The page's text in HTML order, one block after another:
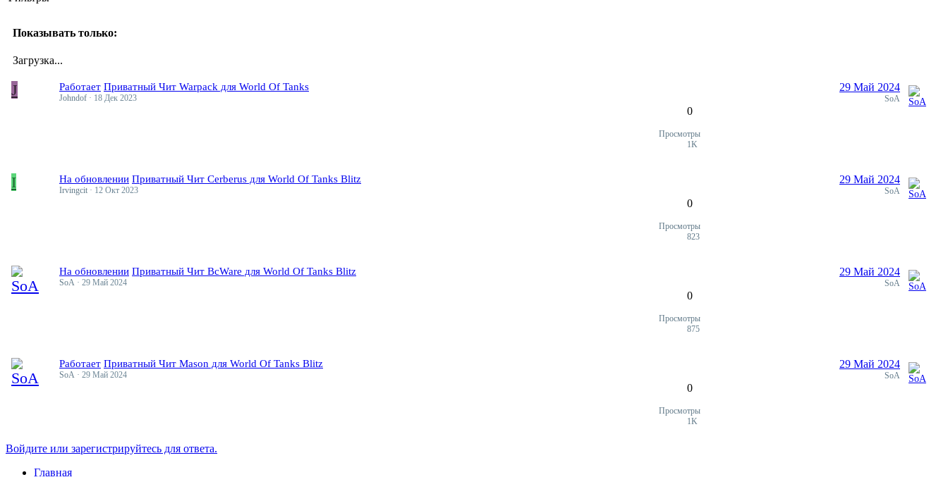
Показывать только:
Загрузка...
J Работает Приватный Чит Warpack для World Of Tanks
Johndof 18 Дек 2023
0
Просмотры
1K
29 Май 2024
SoA
I На обновлении Приватный Чит Cerberus для World Of Tanks Blitz
Irvingcit 12 Окт 2023
0
Просмотры
823
29 Май 2024
SoA
На обновлении Приватный Чит BcWare для World Of Tanks Blitz
SoA 29 Май 2024
0
Просмотры
875
29 Май 2024
SoA
Работает Приватный Чит Mason для World Of Tanks Blitz
SoA 29 Май 2024
0
Просмотры
1K
29 Май 2024
SoA
Войдите или зарегистрируйтесь для ответа.
Главная